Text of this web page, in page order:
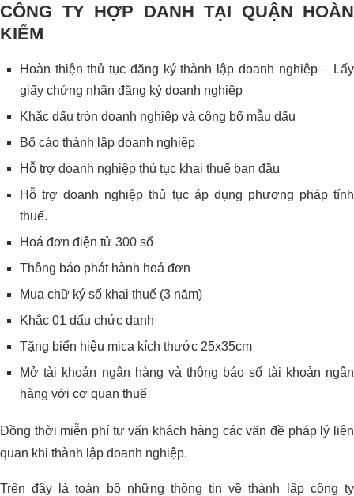
CÔNG TY HỢP DANH TẠI QUẬN HOÀN
KIẾM
Hoàn thiện thủ tục đăng ký thành lập doanh nghiệp – Lấy
giấy chứng nhận đăng ký doanh nghiệp
Khắc dấu tròn doanh nghiệp và công bố mẫu dấu
Bố cáo thành lập doanh nghiệp
Hỗ trợ doanh nghiệp thủ tục khai thuế ban đầu
Hỗ trợ doanh nghiệp thủ tục áp dụng phương pháp tính
thuế.
Hoá đơn điện tử 300 sổ
Thông báo phát hành hoá đơn
Mua chữ ký số khai thuế (3 năm)
Khắc 01 dấu chức danh
Tặng biển hiệu mica kích thước 25x35cm
Mở tài khoản ngân hàng và thông báo số tài khoản ngân
hàng với cơ quan thuế
Đồng thời miễn phí tư vấn khách hàng các vấn đề pháp lý liên
quan khi thành lập doanh nghiệp.
Trên đây là toàn bộ những thông tin về thành lập công ty